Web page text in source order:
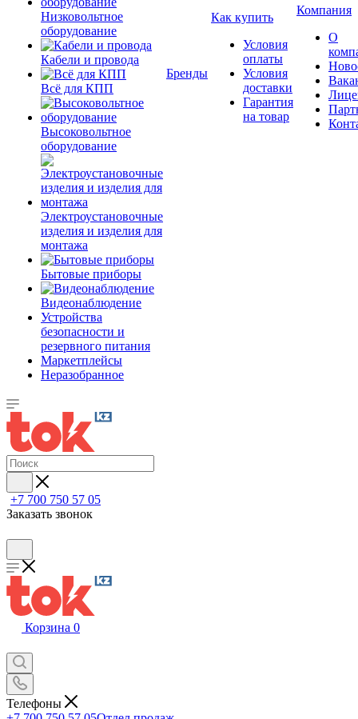
Низковольтное
оборудование
Кабели и провода
Всё для КПП
Высоковольтное
оборудование
Электроустановочные
изделия и изделия для
монтажа
Бытовые приборы
Видеонаблюдение
Устройства
безопасности и
резервного питания
Маркетплейсы
Неразобранное
Бренды
Как купить
Условия
оплаты
Условия
доставки
Гарантия
на товар
Компания
О
+7 700 750 57 05
Заказать звонок
Корзина 0
Телефоны